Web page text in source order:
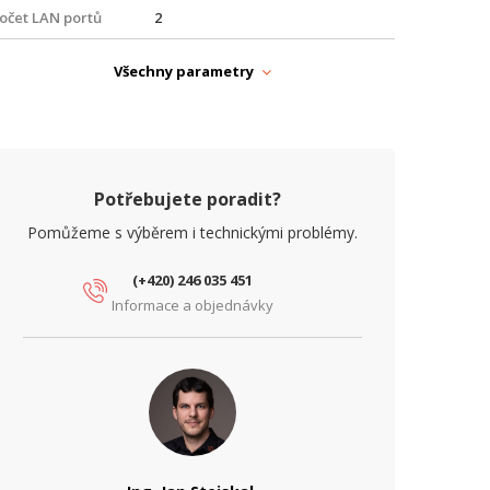
LAN portů 2
280
PARAMETRY BEZDRÁT
AP, Client
2,5 Gbps
10/100/1000/2500
Všechny parametry
Potřebujete poradit?
Pomůžeme s výběrem i technickými problémy.
(+420) 246 035 451
Informace a objednávky